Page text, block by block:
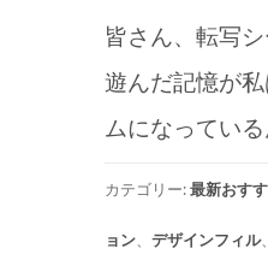
皆さん、転写
遊んだ記憶が
ムになってい
カテゴリー:最新おす
ョン デザインフィル、